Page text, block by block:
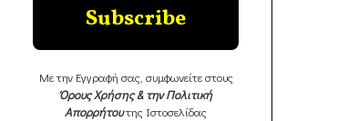
Με την Εγγραφή σας, συμφωνείτε στους
Όρους Χρήσης & την Πολιτική
Απορρήτουτης Ιστοσελίδας